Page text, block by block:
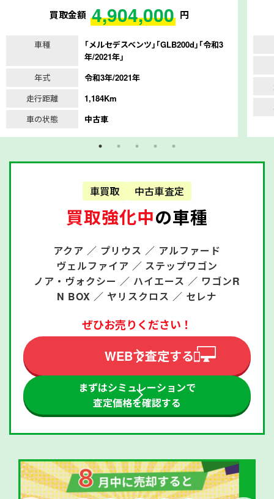
買取金額 4,904,000 円
車種
｢メルセデスベンツ｣｢GLB200d｣｢令和3
年/2021年｣
年式
令和3年/2021年
走行距離
1,184Km
車の状態
中古車
車買取 中古車査定
買取強化中の車種
アクア ／ プリウス ／ アルファード
ヴェルファイア ／ ステップワゴン
ノア・ヴォクシー ／ ハイエース ／ ワゴンR
N BOX ／ ヤリスクロス ／ セレナ
ぜひお売りください！
WEBで査定する
まずはシミュレーションで
査定価格を確認する